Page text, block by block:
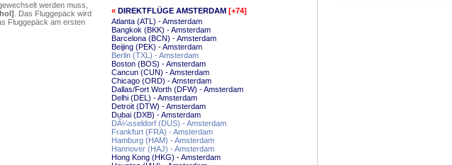
werden muss,
. Das Fluggepäck wird
Fluggepäck am ersten
« DIREKTFLÜGE AMSTERDAM [+74]
Atlanta (ATL) - Amsterdam
Bangkok (BKK) - Amsterdam
Barcelona (BCN) - Amsterdam
Beijing (PEK) - Amsterdam
Berlin (TXL) - Amsterdam
Boston (BOS) - Amsterdam
Cancun (CUN) - Amsterdam
Chicago (ORD) - Amsterdam
Dallas/Fort Worth (DFW) - Amsterdam
Delhi (DEL) - Amsterdam
Detroit (DTW) - Amsterdam
Dubai (DXB) - Amsterdam
DÃ¼sseldorf (DUS) - Amsterdam
Frankfurt (FRA) - Amsterdam
Hamburg (HAM) - Amsterdam
Hannover (HAJ) - Amsterdam
Hong Kong (HKG) - Amsterdam